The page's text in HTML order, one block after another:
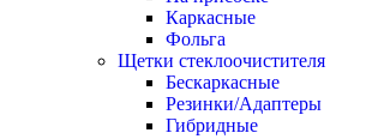
Каркасные
Фольга
Щетки стеклоочистителя
Бескаркасные
Резинки/Адаптеры
Гибридные